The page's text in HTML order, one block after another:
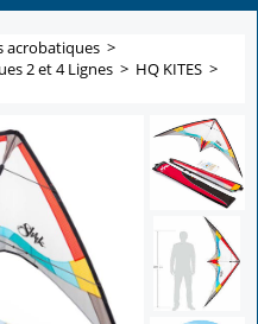
acrobatiques >
2 et 4 Lignes > HQ KITES >